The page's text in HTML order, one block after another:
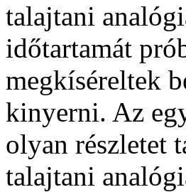
talajtani
időtartamát
megkíséreltek
kinyerni. Az
olyan részletet
talajtani